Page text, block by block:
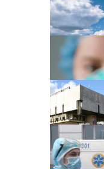
Выставка